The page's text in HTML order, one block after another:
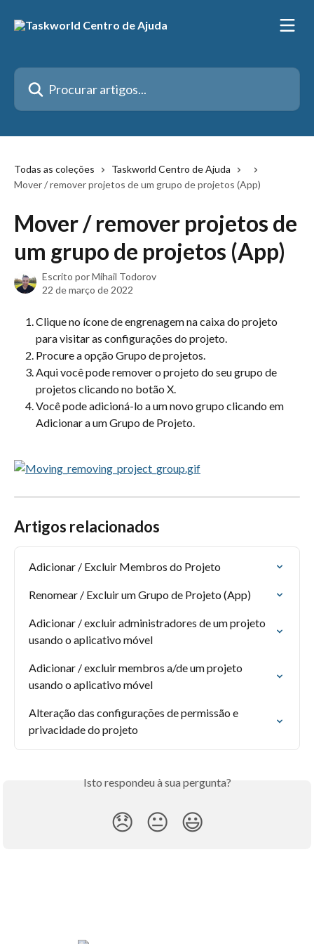
Procurar artigos...
Todas as coleções
Taskworld Centro de Ajuda
Mover / remover projetos de um grupo de projetos (App)
Mover / remover projetos de
um grupo de projetos (App)
Escrito porMihail Todorov
22 de março de 2022
Clique no ícone de engrenagem na caixa do projeto
para visitar as configurações do projeto.
Procure a opção Grupo de projetos.
Aqui você pode remover o projeto do seu grupo de
projetos clicando no botão X.
Você pode adicioná-lo a um novo grupo clicando em
Adicionar a um Grupo de Projeto.
Artigos relacionados
Adicionar / Excluir Membros do Projeto
Renomear / Excluir um Grupo de Projeto (App)
Adicionar / excluir administradores de um projeto
usando o aplicativo móvel
Adicionar / excluir membros a/de um projeto
usando o aplicativo móvel
Alteração das configurações de permissão e
privacidade do projeto
Isto respondeu à sua pergunta?
😞 😐 😃